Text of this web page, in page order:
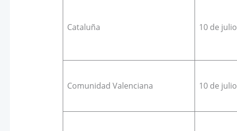
Cataluña 10 de julio
Comunidad Valenciana 10 de julio